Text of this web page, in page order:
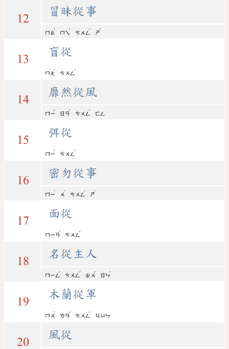
12
冒昧從事
ㄇㄠ
ˋ
ㄇㄟ
ˋ
ㄘㄨㄥ
ˊ
ㄕ
ˋ
13
盲從
ㄇㄤ
ˊ
ㄘㄨㄥ
ˊ
14
靡然從風
ㄇㄧ
ˇ
ㄖㄢ
ˊ
ㄘㄨㄥ
ˊ
ㄈㄥ
15
弭從
ㄇㄧ
ˇ
ㄘㄨㄥ
ˊ
16
密勿從事
ㄇㄧ
ˋ
ㄨ
ˋ
ㄘㄨㄥ
ˊ
ㄕ
ˋ
17
面從
ㄇㄧㄢ
ˋ
ㄘㄨㄥ
ˊ
18
名從主人
ㄇㄧㄥ
ˊ
ㄘㄨㄥ
ˊ
ㄓㄨ
ˇ
ㄖㄣ
ˊ
19
木蘭從軍
ㄇㄨ
ˋ
ㄌㄢ
ˊ
ㄘㄨㄥ
ˊ
ㄐㄩㄣ
20
風從